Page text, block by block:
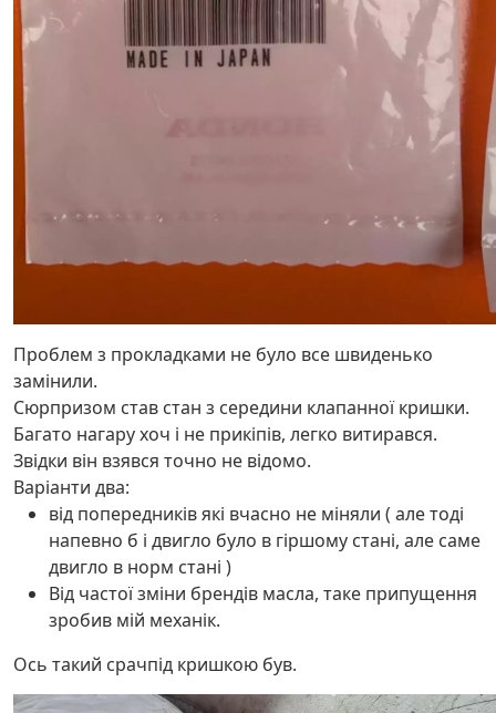
Проблем з прокладками не було все швиденько
замінили.
Сюрпризом став стан з середини клапанної кришки.
Багато нагару хоч і не прикіпів, легко витирався.
Звідки він взявся точно не відомо.
Варіанти два:
від попередників які вчасно не міняли ( але тоді
напевно б і двигло було в гіршому стані, але саме
двигло в норм стані )
Від частої зміни брендів масла, таке припущення
зробив мій механік.
Ось такий срачпід кришкою був.